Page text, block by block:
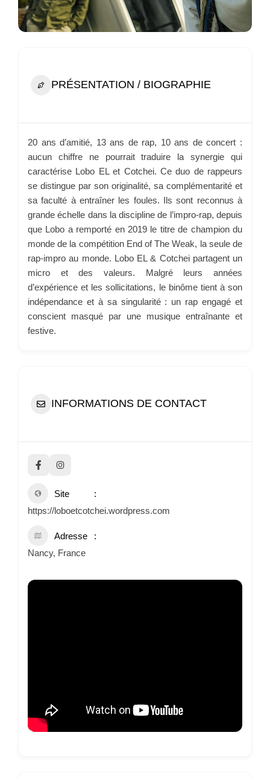
PRÉSENTATION / BIOGRAPHIE
20 ans d’amitié, 13 ans de rap, 10 ans de concert :
aucun chiffre ne pourrait traduire la synergie qui
caractérise Lobo EL et Cotchei. Ce duo de rappeurs
se distingue par son originalité, sa complémentarité et
sa faculté à entraîner les foules. Ils sont reconnus à
grande échelle dans la discipline de l’impro-rap, depuis
que Lobo a remporté en 2019 le titre de champion du
monde de la compétition End of The Weak, la seule de
rap-impro au monde. Lobo EL & Cotchei partagent un
micro et des valeurs. Malgré leurs années
d’expérience et les sollicitations, le binôme tient à son
indépendance et à sa singularité : un rap engagé et
conscient masqué par une musique entraînante et
festive.
INFORMATIONS DE CONTACT
Site
https://loboetcotchei.wordpress.com
Adresse
Nancy, France